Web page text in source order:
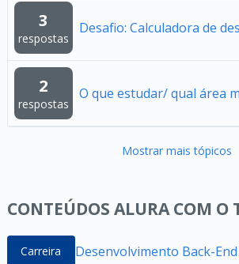
3
respostas
Desafio: Calculadora de
2
respostas
O que estudar/ qual área
Mostrar mais tópicos
CONTEÚDOS ALURA COM O
Carreira Desenvolvimento Back-